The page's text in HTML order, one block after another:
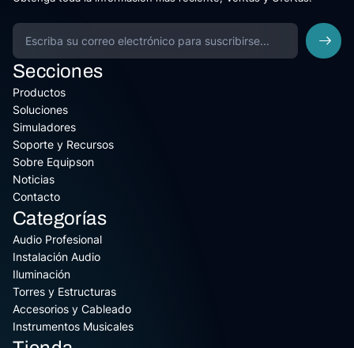
Secciones
Productos
Soluciones
Simuladores
Soporte y Recursos
Sobre Equipson
Noticias
Contacto
Categorías
Audio Profesional
Instalación Audio
Iluminación
Torres y Estructuras
Accesorios y Cableado
Instrumentos Musicales